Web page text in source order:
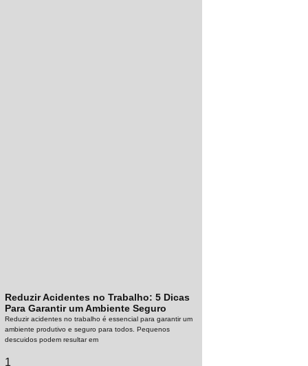
Reduzir Acidentes no Trabalho: 5 Dicas
Para Garantir um Ambiente Seguro
Reduzir acidentes no trabalho é essencial para garantir um
ambiente produtivo e seguro para todos. Pequenos
descuidos podem resultar em